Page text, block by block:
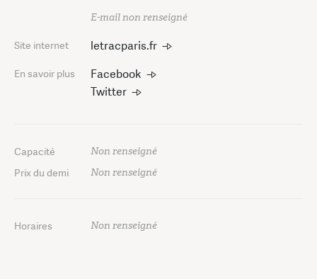
E-mail non renseigné
Site internet letracparis.fr
En savoir plus
Facebook
Twitter
Capacité Non renseigné
Prix du demi Non renseigné
Horaires Non renseigné